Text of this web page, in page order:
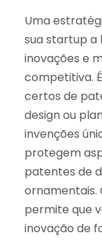
Uma
sua startup a
inovações e
competitiva.
certos de
design ou
invenções
protegem
patentes de
ornamentais.
permite que
inovação de